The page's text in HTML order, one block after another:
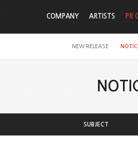
COMPANY ARTISTS PR
NEW RELEASE
SUBJECT